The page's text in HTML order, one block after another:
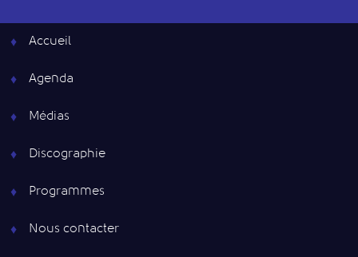
Accueil
Agenda
Médias
Discographie
Programmes
Nous contacter